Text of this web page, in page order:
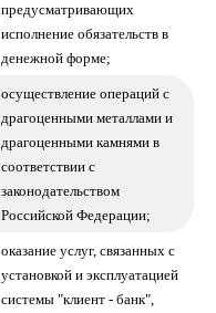
предусматривающих
исполнение обязательств в
денежной форме;
осуществление операций с
драгоценными металлами и
драгоценными камнями в
соответствии с
законодательством
Российской Федерации;
оказание услуг, связанных с
установкой и эксплуатацией
системы "клиент - банк",